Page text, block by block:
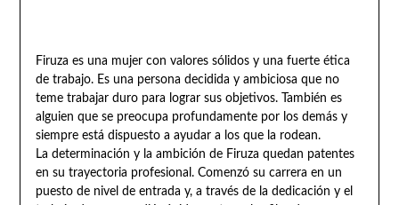
Firuza es una mujer con valores sólidos y una fuerte ética
de trabajo. Es una persona decidida y ambiciosa que no
teme trabajar duro para lograr sus objetivos. También es
alguien que se preocupa profundamente por los demás y
siempre está dispuesto a ayudar a los que la rodean.
La determinación y la ambición de Firuza quedan patentes
en su trayectoria profesional. Comenzó su carrera en un
puesto de nivel de entrada y, a través de la dedicación y el